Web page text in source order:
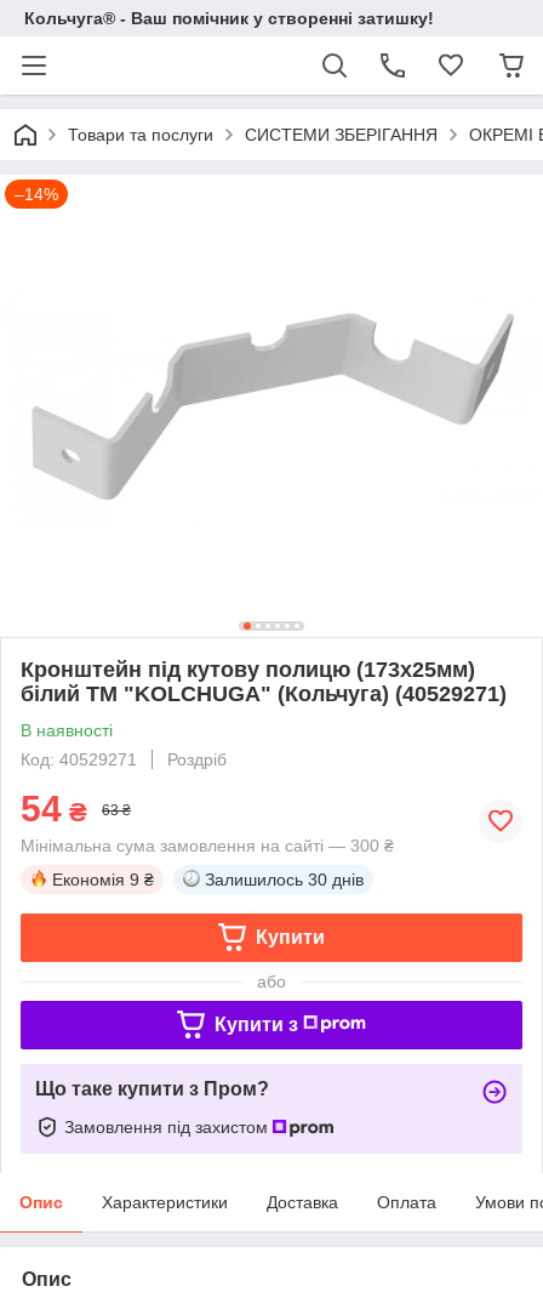
Кольчуга® - Ваш помічник у створенні затишку!
Товари та послуги СИСТЕМИ ЗБЕРІГАННЯ ОКРЕМІ
–14%
Кронштейн під кутову полицю (173х25мм)
білий ТМ "KOLCHUGA" (Кольчуга) (40529271)
В наявності
Код: 40529271
Роздріб
54 ₴ 63 ₴
Мінімальна сума замовлення на сайті — 300 ₴
Економія 9 ₴ Залишилось 30 днів
Купити
або
Купити з
Що таке купити з Пром?
Замовлення під захистом
Опис Характеристики Доставка Оплата Умови
Опис